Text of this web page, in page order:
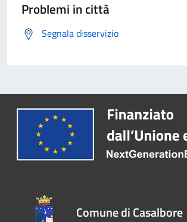
Problemi in città
Segnala disservizio
Comune di Casalbore